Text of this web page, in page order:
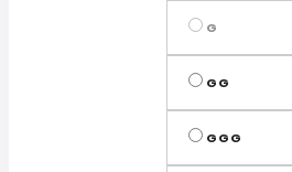
G
GG
GGG